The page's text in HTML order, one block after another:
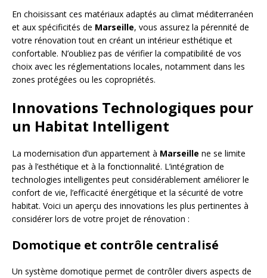
En choisissant ces matériaux adaptés au climat méditerranéen
et aux spécificités de Marseille, vous assurez la pérennité de
votre rénovation tout en créant un intérieur esthétique et
confortable. N’oubliez pas de vérifier la compatibilité de vos
choix avec les réglementations locales, notamment dans les
zones protégées ou les copropriétés.
Innovations Technologiques pour
un Habitat Intelligent
La modernisation d’un appartement à Marseille ne se limite
pas à l’esthétique et à la fonctionnalité. L’intégration de
technologies intelligentes peut considérablement améliorer le
confort de vie, l’efficacité énergétique et la sécurité de votre
habitat. Voici un aperçu des innovations les plus pertinentes à
considérer lors de votre projet de rénovation :
Domotique et contrôle centralisé
Un système domotique permet de contrôler divers aspects de